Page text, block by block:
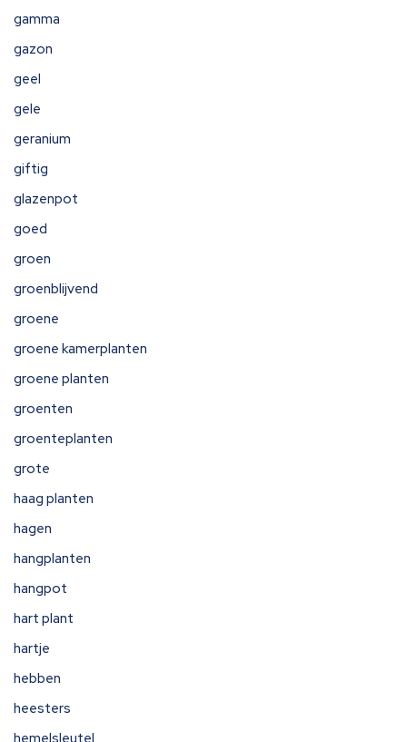
gamma
gazon
geel
gele
geranium
giftig
glazenpot
goed
groen
groenblijvend
groene
groene kamerplanten
groene planten
groenten
groenteplanten
grote
haag planten
hagen
hangplanten
hangpot
hart plant
hartje
hebben
heesters